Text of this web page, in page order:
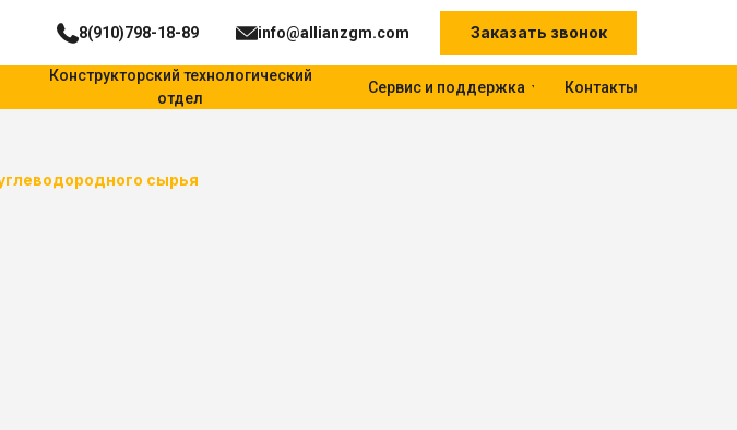
8(910)798-18-89 info@allianzgm.com
Конструкторский технологический
отдел
Сервис и поддержка Контакты
Заказать звонок
сырья